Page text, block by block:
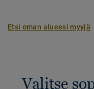
Etsi oman alueesi myyjä
Valitse